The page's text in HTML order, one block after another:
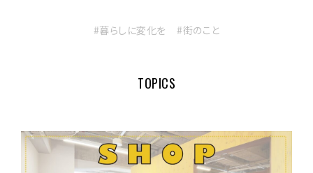
#暮らしに変化を #街のこと
TOPICS